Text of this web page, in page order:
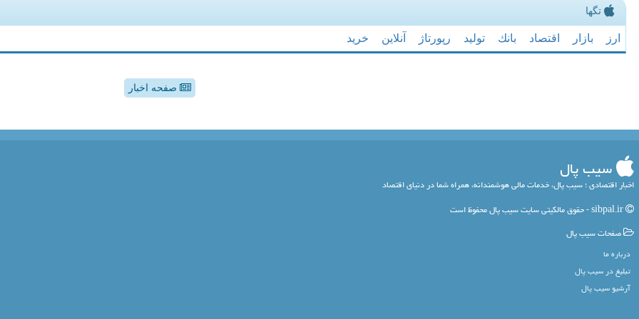
تگها
ارز بازار اقتصاد بانك تولید رپورتاژ آنلاین خرید
صفحه اخبار
سیب پال
اخبار اقتصادی ؛ سیب پال، خدمات مالی هوشمندانه، همراه شما در دنیای اقتصاد
صفحات سیب پال
درباره ما
تبلیغ در سیب پال
آرشیو سیب پال